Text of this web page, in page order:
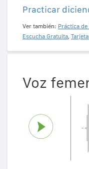
Practicar
Ver también: Práctica
Escucha Gratuita,
Voz